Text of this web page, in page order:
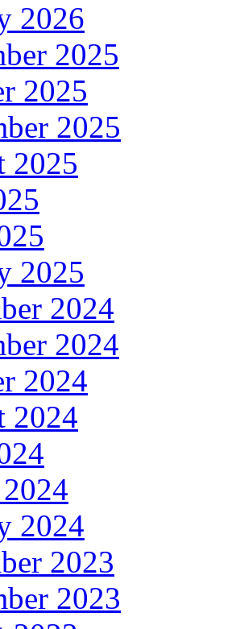
2026
2025
2025
2025
2025
2025
2024
2024
2024
2024
2024
2023
2023